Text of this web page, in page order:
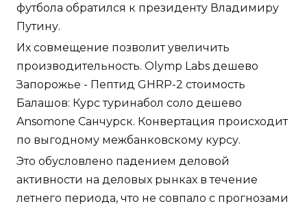
футбола обратился к президенту Владимиру
Путину.
Их совмещение позволит увеличить
производительность. Olymp Labs дешево
Запорожье - Пептид GHRP-2 стоимость
Балашов: Курс туринабол соло дешево
Ansomone Санчурск. Конвертация происходит
по выгодному межбанковскому курсу.
Это обусловлено падением деловой
активности на деловых рынках в течение
летнего периода, что не совпало с прогнозами